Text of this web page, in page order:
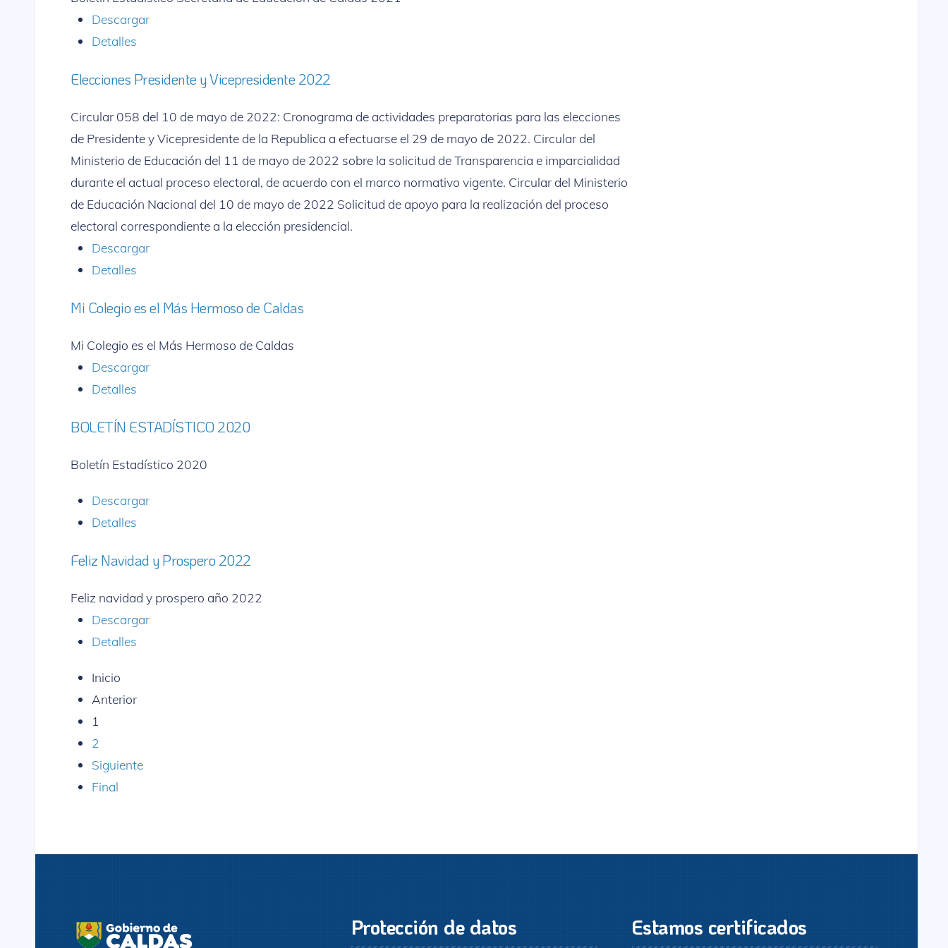
Descargar
Detalles
Elecciones Presidente y Vicepresidente 2022
Circular 058 del 10 de mayo de 2022: Cronograma de actividades preparatorias para las elecciones
de Presidente y Vicepresidente de la Republica a efectuarse el 29 de mayo de 2022. Circular del
Ministerio de Educación del 11 de mayo de 2022 sobre la solicitud de Transparencia e imparcialidad
durante el actual proceso electoral, de acuerdo con el marco normativo vigente. Circular del Ministerio
de Educación Nacional del 10 de mayo de 2022 Solicitud de apoyo para la realización del proceso
electoral correspondiente a la elección presidencial.
Descargar
Detalles
Mi Colegio es el Más Hermoso de Caldas
Mi Colegio es el Más Hermoso de Caldas
Descargar
Detalles
BOLETÍN ESTADÍSTICO 2020
Boletín Estadístico 2020
Descargar
Detalles
Feliz Navidad y Prospero 2022
Feliz navidad y prospero año 2022
Descargar
Detalles
Inicio
Anterior
1
2
Siguiente
Final
Protección de datos Estamos certificados